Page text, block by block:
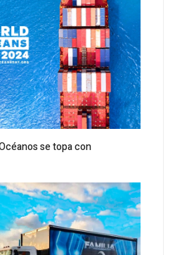
se topa con